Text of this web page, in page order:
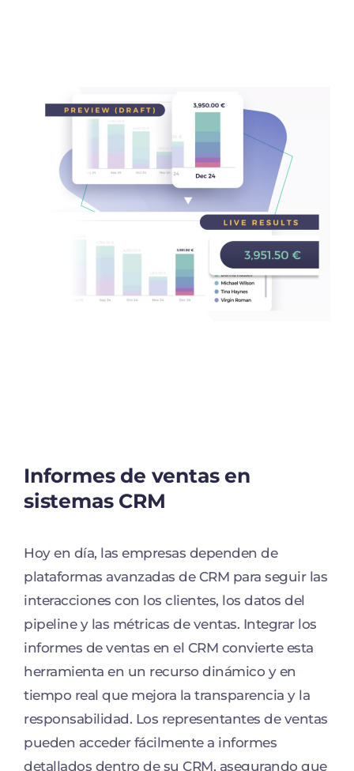
Informes de ventas en
sistemas CRM
Hoy en día, las empresas dependen de
plataformas avanzadas de CRM para seguir las
interacciones con los clientes, los datos del
pipeline y las métricas de ventas. Integrar los
informes de ventas en el CRM convierte esta
herramienta en un recurso dinámico y en
tiempo real que mejora la transparencia y la
responsabilidad. Los representantes de ventas
pueden acceder fácilmente a informes
detallados dentro de su CRM, asegurando que